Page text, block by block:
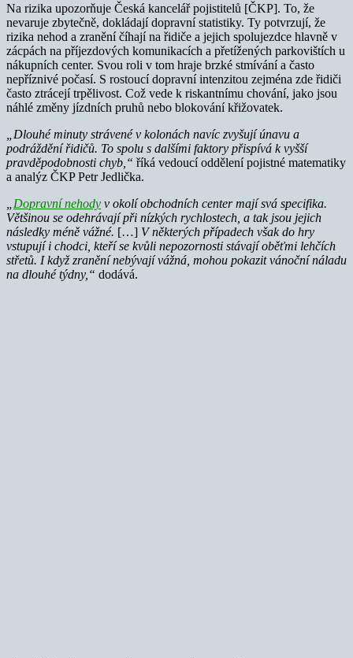
Na rizika upozorňuje Česká kancelář pojistitelů [ČKP]. To, že
nevaruje zbytečně, dokládají dopravní statistiky. Ty potvrzují, že
rizika nehod a zranění číhají na řidiče a jejich spolujezdce hlavně v
zácpách na příjezdových komunikacích a přetížených parkovištích u
nákupních center. Svou roli v tom hraje brzké stmívání a často
nepříznivé počasí. S rostoucí dopravní intenzitou zejména zde řidiči
často ztrácejí trpělivost. Což vede k riskantnímu chování, jako jsou
náhlé změny jízdních pruhů nebo blokování křižovatek.
„Dlouhé minuty strávené v kolonách navíc zvyšují únavu a
podráždění řidičů. To spolu s dalšími faktory přispívá k vyšší
pravděpodobnosti chyb,“ říká vedoucí oddělení pojistné matematiky
a analýz ČKP Petr Jedlička.
Dopravní nehody v okolí obchodních center mají svá specifika.
Většinou se odehrávají při nízkých rychlostech, a tak jsou jejich
následky méně vážné. […] V některých případech však do hry
vstupují i chodci, kteří se kvůli nepozornosti stávají oběťmi lehčích
střetů. I když zranění nebývají vážná, mohou pokazit vánoční náladu
na dlouhé týdny,“ dodává.